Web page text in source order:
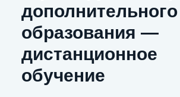
дополнительного
образования —
дистанционное
обучение